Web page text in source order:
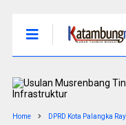
Home DPRD Kota Palangka